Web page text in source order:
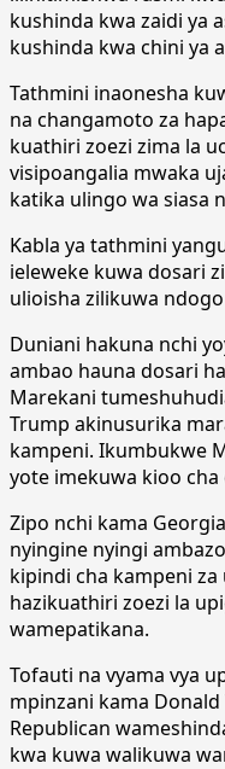
kushinda kwa zaidi ya
kushinda kwa chini ya
Tathmini inaonesha
na changamoto za
kuathiri zoezi zima la
visipoangalia mwaka
katika ulingo wa siasa
Kabla ya tathmini
ieleweke kuwa dosari
ulioisha zilikuwa
Duniani hakuna nchi
ambao hauna dosari
Marekani
Trump akinusurika
kampeni. Ikumbukwe
yote imekuwa kioo
Zipo nchi kama
nyingine nyingi
kipindi cha kampeni
hazikuathiri zoezi la
wamepatikana.
Tofauti na vyama vya
mpinzani kama
Republican
kwa kuwa walikuwa